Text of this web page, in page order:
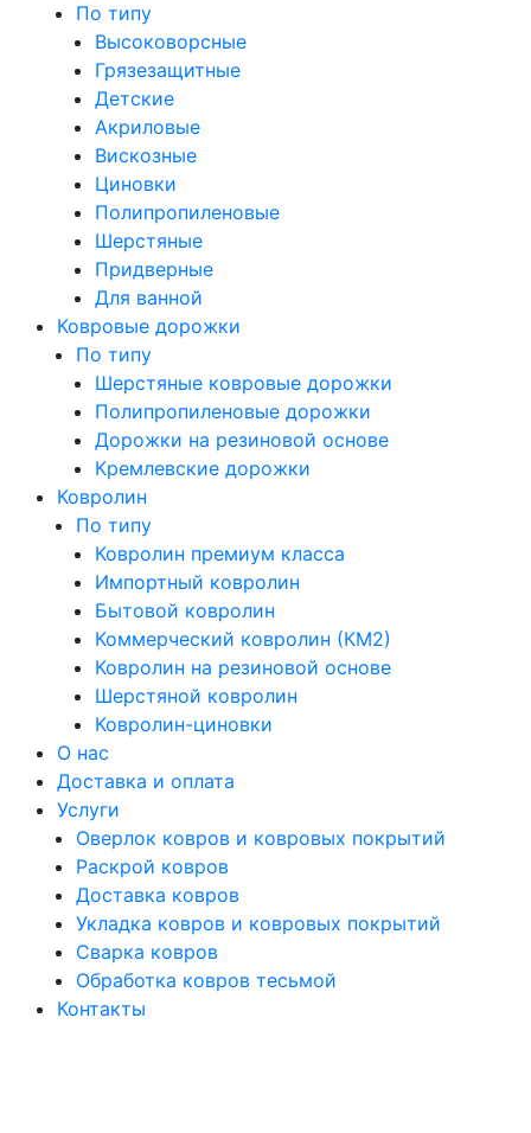
По типу
Высоковорсные
Грязезащитные
Детские
Акриловые
Вискозные
Циновки
Полипропиленовые
Шерстяные
Придверные
Для ванной
Ковровые дорожки
По типу
Шерстяные ковровые дорожки
Полипропиленовые дорожки
Дорожки на резиновой основе
Кремлевские дорожки
Ковролин
По типу
Ковролин премиум класса
Импортный ковролин
Бытовой ковролин
Коммерческий ковролин (КМ2)
Ковролин на резиновой основе
Шерстяной ковролин
Ковролин-циновки
О нас
Доставка и оплата
Услуги
Оверлок ковров и ковровых покрытий
Раскрой ковров
Доставка ковров
Укладка ковров и ковровых покрытий
Сварка ковров
Обработка ковров тесьмой
Контакты